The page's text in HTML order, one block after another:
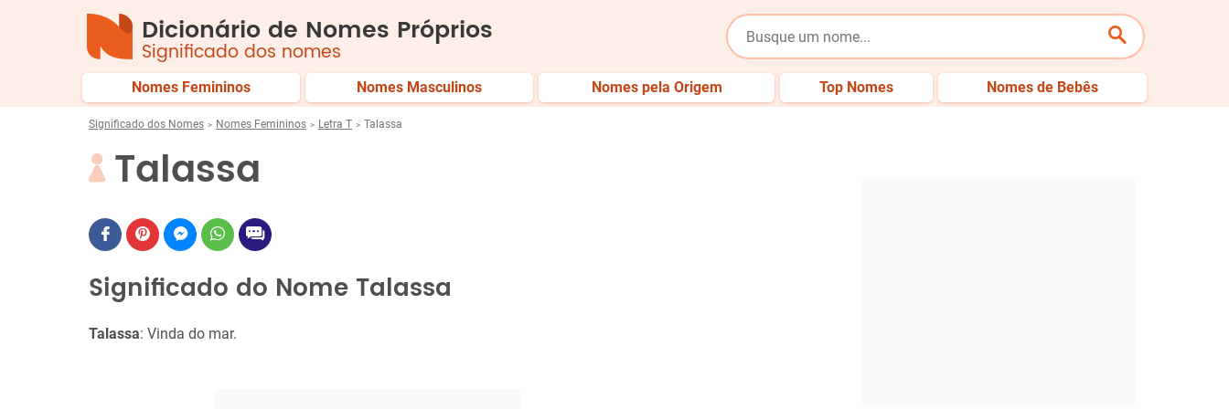
Dicionário de Nomes Próprios
Significado dos nomes
Nomes Femininos Nomes Masculinos Nomes pela Origem Top Nomes Nomes de Bebês
Significado dos Nomes Nomes Femininos Letra T Talassa
Talassa
Significado do Nome Talassa
Talassa: Vinda do mar.